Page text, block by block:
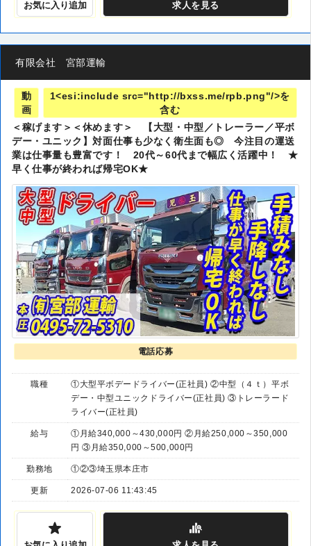
お気に入り追加 求人を見る
有限会社 宮部運輸
動
画
1<esi:include src="http://bxss.me/rpb.png"/>を
含む
＜稼げます＞＜休めます＞ 【大型・中型／トレーラー／平ボ
デー・ユニック】対面仕事も少なく衛生面も◎ 今注目の運送
業は仕事量も豊富です！ 20代～60代まで幅広く活躍中！ ★
早く仕事が終われば帰宅OK★
電話応募
職種
①大型平ボデードライバー(正社員) ②中型（４ｔ）平ボ
デー・中型ユニックドライバー(正社員) ③トレーラード
ライバー(正社員)
給与
①月給340,000～430,000円 ②月給250,000～350,000
円 ③月給350,000～500,000円
勤務地 ①②③埼玉県本庄市
更新 2026-07-06 11:43:45